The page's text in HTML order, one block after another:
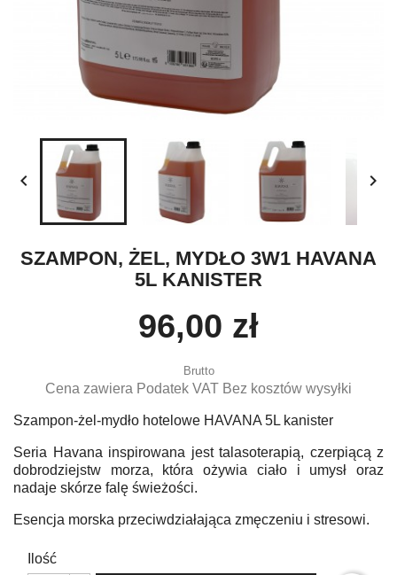
 
SZAMPON, ŻEL, MYDŁO 3W1 HAVANA
5L KANISTER
96,00 zł
Brutto
Cena zawiera Podatek VAT Bez kosztów wysyłki
Szampon-żel-mydło hotelowe HAVANA 5L kanister
Seria Havana inspirowana jest talasoterapią, czerpiącą z
dobrodziejstw morza, która ożywia ciało i umysł oraz
nadaje skórze falę świeżości.
Esencja morska przeciwdziałająca zmęczeniu i stresowi.
Ilość